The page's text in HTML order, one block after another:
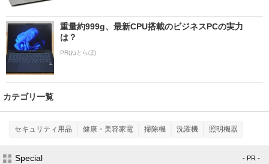
重量約999g、最新CPU搭載のビジネスPCの実力
は？
PR(ねとらぼ)
カテゴリ一覧
セキュリティ用品 健康・美容家電 掃除機 洗濯機 照明機器
Special - PR -